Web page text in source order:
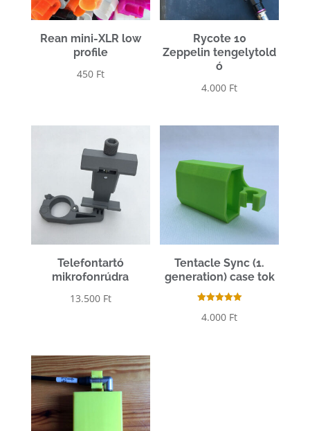
Rean mini-XLR low
profile
450 Ft
Rycote 10
Zeppelin tengelytold
ó
4.000 Ft
Telefontartó
mikrofonrúdra
13.500 Ft
Tentacle Sync (1.
generation) case tok
5.00
4.000 Ft